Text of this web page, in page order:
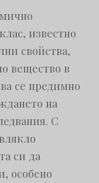
известно
свойства,
вещество в
се предимно
на
С
си да
особено